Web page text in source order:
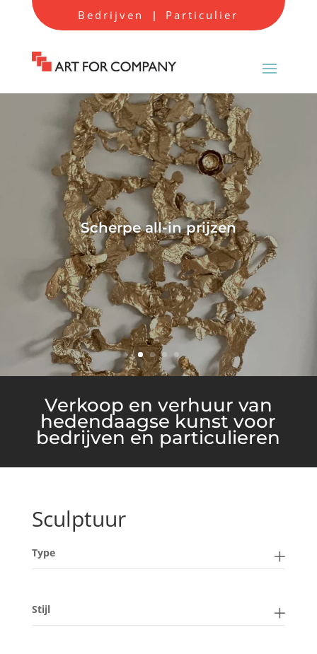
Bedrijven | Particulier
Scherpe all-in prijzen
Verkoop en verhuur van
hedendaagse kunst voor
bedrijven en particulieren
Sculptuur
Type
Stijl